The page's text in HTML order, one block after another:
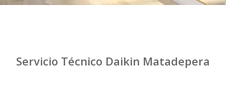
Servicio Técnico Daikin Matadepera